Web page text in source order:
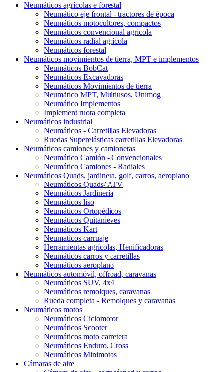
Neumáticos agrícolas e forestal
Neumático eje frontal - tractores de época
Neumáticos motocultores, compactos
Neumáticos convencional agrícola
Neumáticos radial agrícola
Neumáticos forestal
Neumáticos movimientos de tierra, MPT e implementos
Neumáticos BobCat
Neumáticos Excavadoras
Neumáticos Movimientos de tierra
Neumático MPT, Multiusos, Unimog
Neumático Implementos
Implement ruota completa
Neumáticos industrial
Neumáticos - Carretillas Elevadoras
Ruedas Superelásticas carretillas Elevadoras
Neumáticos camiones y camionetas
Neumático Camión - Convencionales
Neumático Camiones - Radiales
Neumáticos Quads, jardinera, golf, carros, aeroplano
Neumáticos Quads/ ATV
Neumáticos Jardinería
Neumáticos liso
Neumáticos Ortopédicos
Neumáticos Quitanieves
Neumáticos Kart
Neumaticos carruaje
Herramientas agrícolas, Henificadoras
Neumáticos carros y carretillas
Neumáticos aeroplano
Neumáticos automóvil, offroad, caravanas
Neumáticos SUV, 4x4
Neumáticos remolques, caravanas
Rueda completa - Remolques y caravanas
Neumáticos motos
Neumáticos Ciclomotor
Neumáticos Scooter
Neumáticos moto carretera
Neumáticos Enduro, Cross
Neumáticos Minimotos
Cámaras de aire